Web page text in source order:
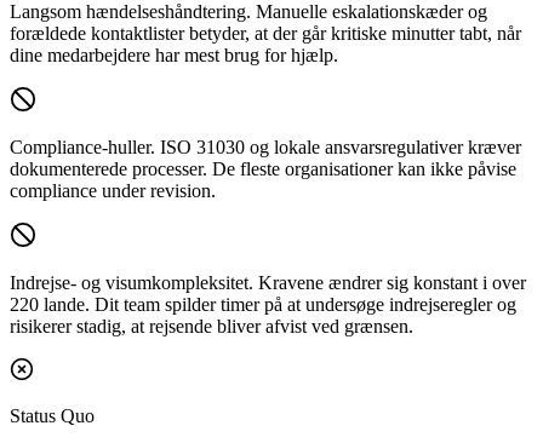
Langsom hændelseshåndtering. Manuelle eskalationskæder og
forældede kontaktlister betyder, at der går kritiske minutter tabt, når
dine medarbejdere har mest brug for hjælp.
Compliance-huller. ISO 31030 og lokale ansvarsregulativer kræver
dokumenterede processer. De fleste organisationer kan ikke påvise
compliance under revision.
Indrejse- og visumkompleksitet. Kravene ændrer sig konstant i over
220 lande. Dit team spilder timer på at undersøge indrejseregler og
risikerer stadig, at rejsende bliver afvist ved grænsen.
Status Quo